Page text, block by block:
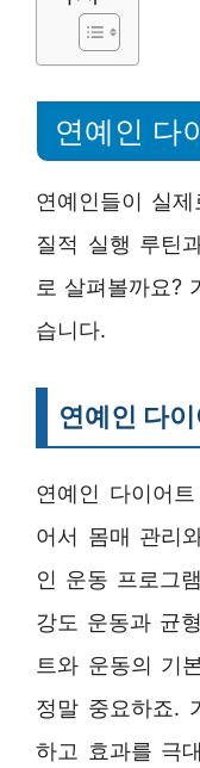
연예인 다
연예인들이 실
질적 실행 루틴
로 살펴볼까요?
습니다.
연예인 다
연예인 다이어
어서 몸매 관리
인 운동 프로그
강도 운동과 균
트와 운동의 기
정말 중요하죠.
하고 효과를 극